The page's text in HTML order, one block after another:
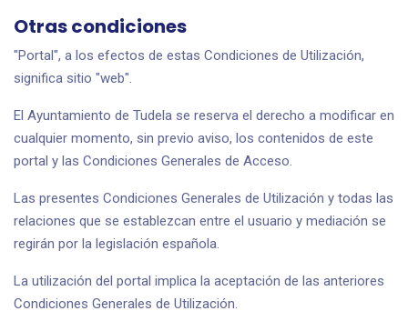
Otras condiciones
"Portal", a los efectos de estas Condiciones de Utilización,
significa sitio "web".
El Ayuntamiento de Tudela se reserva el derecho a modificar en
cualquier momento, sin previo aviso, los contenidos de este
portal y las Condiciones Generales de Acceso.
Las presentes Condiciones Generales de Utilización y todas las
relaciones que se establezcan entre el usuario y mediación se
regirán por la legislación española.
La utilización del portal implica la aceptación de las anteriores
Condiciones Generales de Utilización.